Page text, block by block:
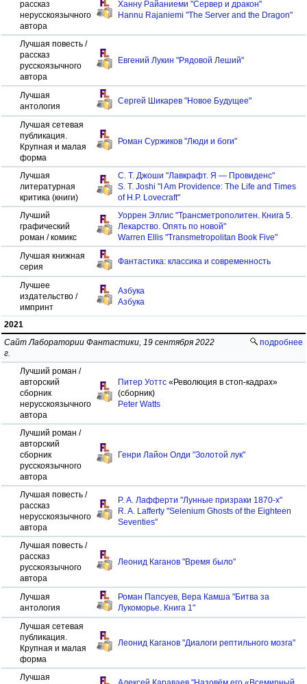
рассказ
нерусскоязычного
автора
Ханну Райаниеми "Сервер и дракон"
Hannu Rajaniemi "The Server and the Dragon"
Лучшая повесть /
рассказ
русскоязычного
автора
Евгений Лукин "Рядовой Леший"
Лучшая
антология
Сергей Шикарев "Новое Будущее"
Лучшая сетевая
публикация.
Крупная и малая
форма
Роман Суржиков "Люди и боги"
Лучшая
литературная
критика (книги)
С. Т. Джоши "Лавкрафт. Я — Провиденс"
S. T. Joshi "I Am Providence: The Life and Times
of H.P. Lovecraft"
Лучший
графический
роман / комикс
Уоррен Эллис "Трансметрополитен. Книга 5.
Лекарство. Опять по новой"
Warren Ellis "Transmetropolitan Book Five"
Лучшая книжная
серия
Фантастика: классика и современность
Лучшее
издательство /
импринт
Азбука
Азбука
2021
подробнее
Сайт Лаборатории Фантастики, 19 сентября 2022
г.
Лучший роман /
авторский
сборник
нерусскоязычного
автора
Питер Уоттс «Революция в стоп-кадрах»
(сборник)
Peter Watts
Лучший роман /
авторский
сборник
русскоязычного
автора
Генри Лайон Олди "Золотой лук"
Лучшая повесть /
рассказ
нерусскоязычного
автора
Р. А. Лафферти "Лунные призраки 1870-х"
R. A. Lafferty "Selenium Ghosts of the Eighteen
Seventies"
Лучшая повесть /
рассказ
русскоязычного
автора
Леонид Каганов "Время было"
Лучшая
антология
Роман Папсуев, Вера Камша "Битва за
Лукоморье. Книга 1"
Лучшая сетевая
публикация.
Крупная и малая
форма
Леонид Каганов "Диалоги рептильного мозга"
Лучшая